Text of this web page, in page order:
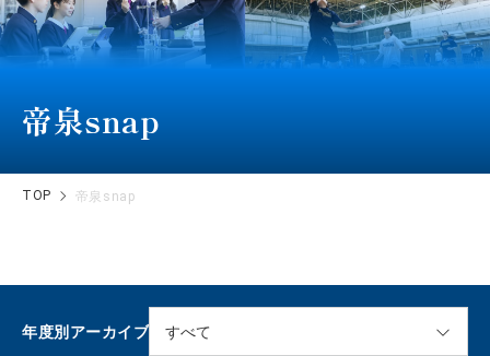
帝泉snap
TOP 帝泉snap
年度別アーカイブ